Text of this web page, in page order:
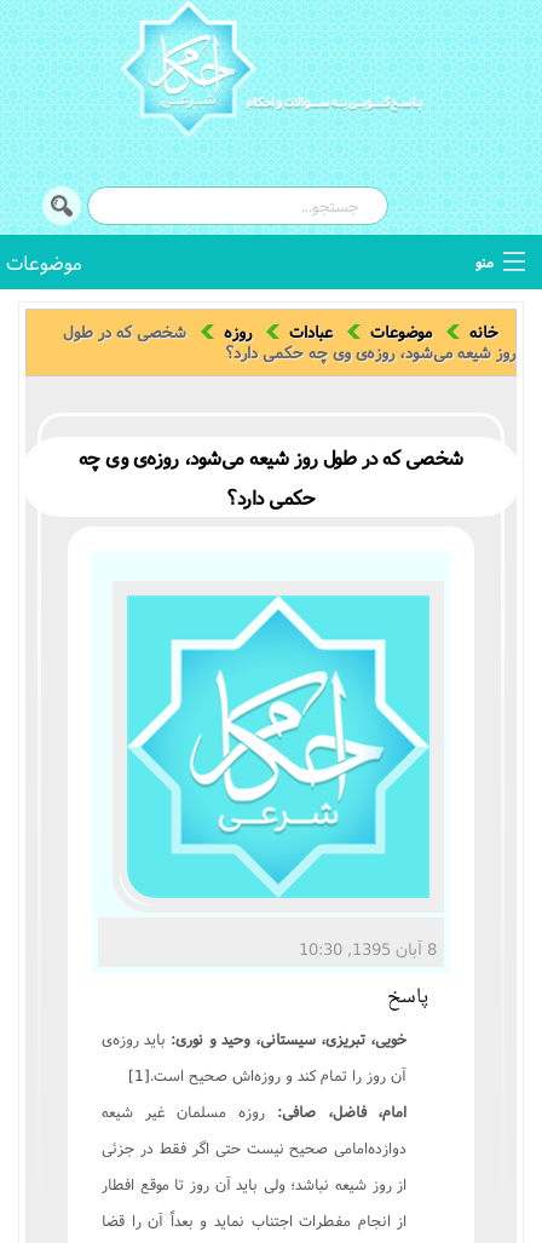
موضوعات منو
کتب فقهی
اصطلاحات فقهی
استفتائات
زندگی نامه مراجع تقلید
خانه موضوعات عبادات روزه
شخصی که در طول
روز شیعه می‌شود، روزه‌ی وی چه حکمی دارد؟
شخصی که در طول روز شیعه می‌شود، روزه‌ی وی چه
حکمی دارد؟
8 آبان 1395, 10:30
پاسخ
خویی، تبریزی، سیستانی، وحید و نوری: باید روزه‌ی
آن روز را تمام کند و روزه‌‌اش صحیح است.[1]
امام، فاضل، صافی: روزه مسلمان غیر شیعه
دوازده‌امامی صحیح نیست حتی اگر فقط در جزئی
از روز شیعه نباشد؛ ولی باید آن روز تا موقع افطار
از انجام مفطرات اجتناب نماید و بعداً آن را قضا